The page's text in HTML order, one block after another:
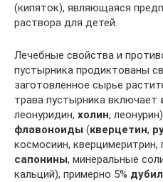
(кипяток), являющаяся
раствора для детей.
Лечебные свойства и
пустырника продиктованы
заготовленное сырье
трава пустырника включает
леонуридин, холин,
флавоноиды (кверцетин,
космосиин, кверцимеритрин,
сапонины, минеральные
кальций), примерно 5%